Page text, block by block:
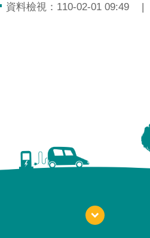
資料檢視：110-02-01 09:49